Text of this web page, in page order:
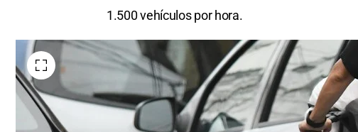
1.500 vehículos por hora.